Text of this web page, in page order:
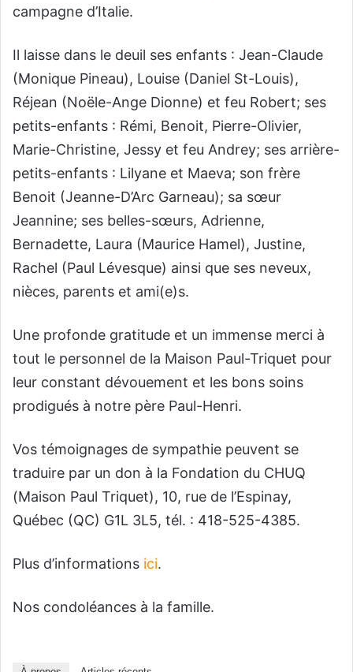
campagne d’Italie.
Il laisse dans le deuil ses enfants : Jean-Claude
(Monique Pineau), Louise (Daniel St-Louis),
Réjean (Noële-Ange Dionne) et feu Robert; ses
petits-enfants : Rémi, Benoit, Pierre-Olivier,
Marie-Christine, Jessy et feu Andrey; ses arrière-
petits-enfants : Lilyane et Maeva; son frère
Benoit (Jeanne-D’Arc Garneau); sa sœur
Jeannine; ses belles-sœurs, Adrienne,
Bernadette, Laura (Maurice Hamel), Justine,
Rachel (Paul Lévesque) ainsi que ses neveux,
nièces, parents et ami(e)s.
Une profonde gratitude et un immense merci à
tout le personnel de la Maison Paul-Triquet pour
leur constant dévouement et les bons soins
prodigués à notre père Paul-Henri.
Vos témoignages de sympathie peuvent se
traduire par un don à la Fondation du CHUQ
(Maison Paul Triquet), 10, rue de l’Espinay,
Québec (QC) G1L 3L5, tél. : 418-525-4385.
Plus d’informations ici.
Nos condoléances à la famille.